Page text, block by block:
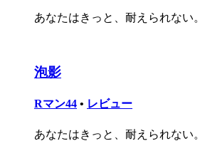
あなたはきっと、耐えられない。
泡影
Rマン44 • レビュー
あなたはきっと、耐えられない。